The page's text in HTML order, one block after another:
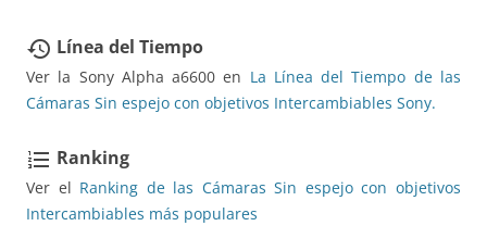
restore Línea del Tiempo
Ver la Sony Alpha a6600 en La Línea del Tiempo de las
Cámaras Sin espejo con objetivos Intercambiables Sony.
format_list_numbered Ranking
Ver el Ranking de las Cámaras Sin espejo con objetivos
Intercambiables más populares